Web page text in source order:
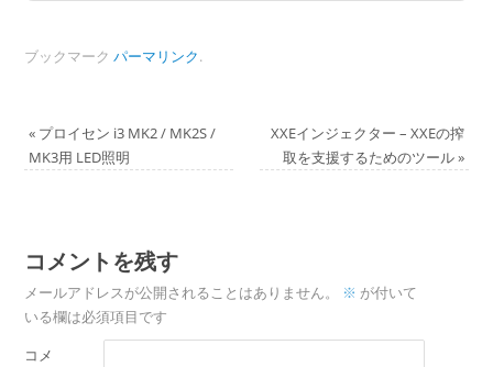
ブックマーク パーマリンク.
«プロイセン i3 MK2 / MK2S /
MK3用 LED照明
XXEインジェクター – XXEの搾
取を支援するためのツール»
コメントを残す
メールアドレスが公開されることはありません。 ※ が付いて
いる欄は必須項目です
コメ